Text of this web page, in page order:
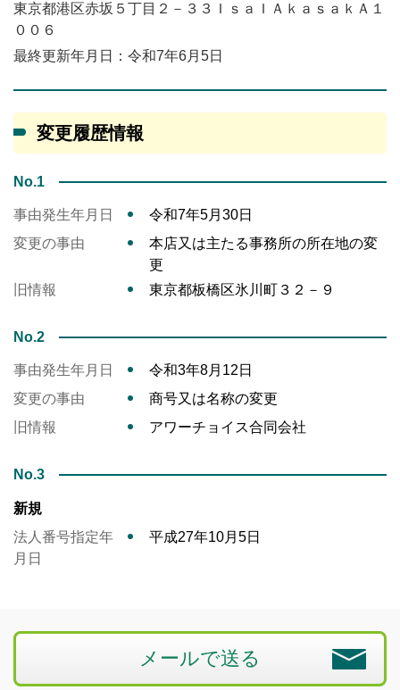
東京都港区赤坂５丁目２－３３ＩｓａＩＡｋａｓａｋＡ１
００６
最終更新年月日：令和7年6月5日
変更履歴情報
No.1
事由発生年月日
令和7年5月30日
変更の事由
本店又は主たる事務所の所在地の変
更
旧情報
東京都板橋区氷川町３２－９
No.2
事由発生年月日
令和3年8月12日
変更の事由
商号又は名称の変更
旧情報
アワーチョイス合同会社
No.3
新規
法人番号指定年
月日
平成27年10月5日
メールで送る